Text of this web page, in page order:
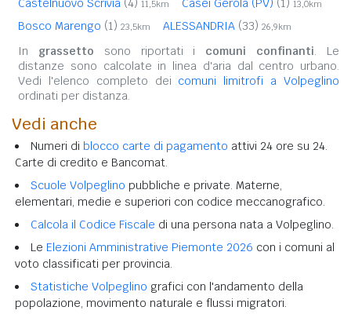
Castelnuovo Scrivia (4) 11,5km Casei Gerola (PV) (1) 13,0km
Bosco Marengo (1) 23,5km ALESSANDRIA (33) 26,9km
In grassetto sono riportati i comuni confinanti. Le
distanze sono calcolate in linea d'aria dal centro urbano.
Vedi l'elenco completo dei comuni limitrofi a Volpeglino
ordinati per distanza.
Vedi anche
Numeri di blocco carte di pagamento attivi 24 ore su 24.
Carte di credito e Bancomat.
Scuole Volpeglino pubbliche e private. Materne,
elementari, medie e superiori con codice meccanografico.
Calcola il Codice Fiscale di una persona nata a Volpeglino.
Le Elezioni Amministrative Piemonte 2026 con i comuni al
voto classificati per provincia.
Statistiche Volpeglino grafici con l'andamento della
popolazione, movimento naturale e flussi migratori.